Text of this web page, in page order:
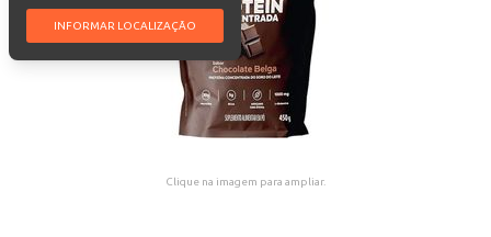
INFORMAR LOCALIZAÇÃO
Clique na imagem para ampliar.